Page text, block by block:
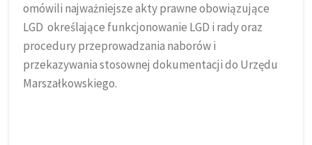
omówili najważniejsze akty prawne obowiązujące
LGD określające funkcjonowanie LGD i rady oraz
procedury przeprowadzania naborów i
przekazywania stosownej dokumentacji do Urzędu
Marszałkowskiego.